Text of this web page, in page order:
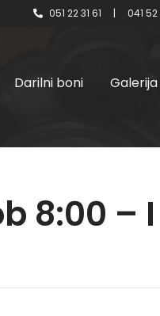
051 22 31 61 | 041
Darilni boni Galerija
8:00 – I